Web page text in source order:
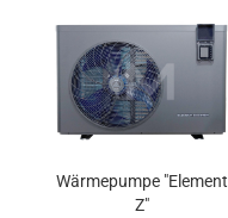
Wärmepumpe "Element
Z"